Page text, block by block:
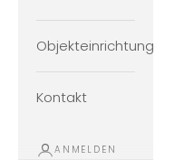
Objekteinrichtung
Kontakt
ANMELDEN